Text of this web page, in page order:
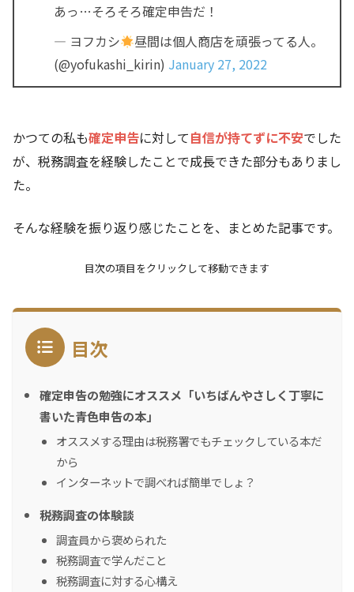
あっ…そろそろ確定申告だ！
— ヨフカシ
昼間は個人商店を頑張ってる人。
(@yofukashi_kirin) January 27, 2022
かつての私も確定申告に対して自信が持てずに不安でした
が、税務調査を経験したことで成長できた部分もありまし
た。
そんな経験を振り返り感じたことを、まとめた記事です。
目次の項目をクリックして移動できます
目次
確定申告の勉強にオススメ「いちばんやさしく丁寧に
書いた青色申告の本」
オススメする理由は税務署でもチェックしている本だ
から
インターネットで調べれば簡単でしょ？
税務調査の体験談
調査員から褒められた
税務調査で学んだこと
税務調査に対する心構え